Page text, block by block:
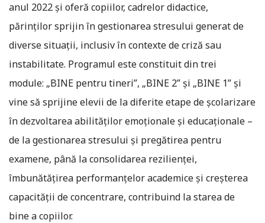
anul 2022 și oferă copiilor, cadrelor didactice,
părinților sprijin în gestionarea stresului generat de
diverse situații, inclusiv în contexte de criză sau
instabilitate. Programul este constituit din trei
module: „BINE pentru tineri”, „BINE 2” și „BINE 1” și
vine să sprijine elevii de la diferite etape de școlarizare
în dezvoltarea abilităților emoționale și educaționale –
de la gestionarea stresului și pregătirea pentru
examene, până la consolidarea rezilienței,
îmbunătățirea performanțelor academice și creșterea
capacității de concentrare, contribuind la starea de
bine a copiilor.